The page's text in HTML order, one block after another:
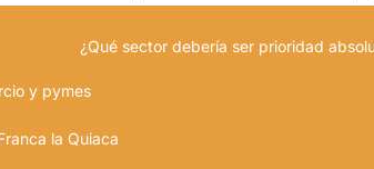
¿Qué sector debería ser prioridad
y pymes
la Quiaca